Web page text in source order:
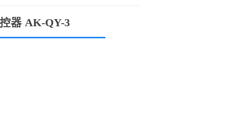
器 AK-QY-3